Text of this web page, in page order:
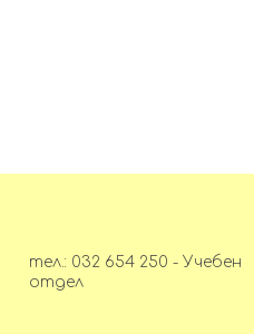
тел.: 032 654 250 - Учебен
отдел